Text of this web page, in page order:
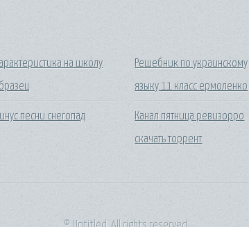
на школу
песни снегопад
Решебник по украинскому
языку 11 класс ермоленко
Канал пятница ревизорро
скачать торрент